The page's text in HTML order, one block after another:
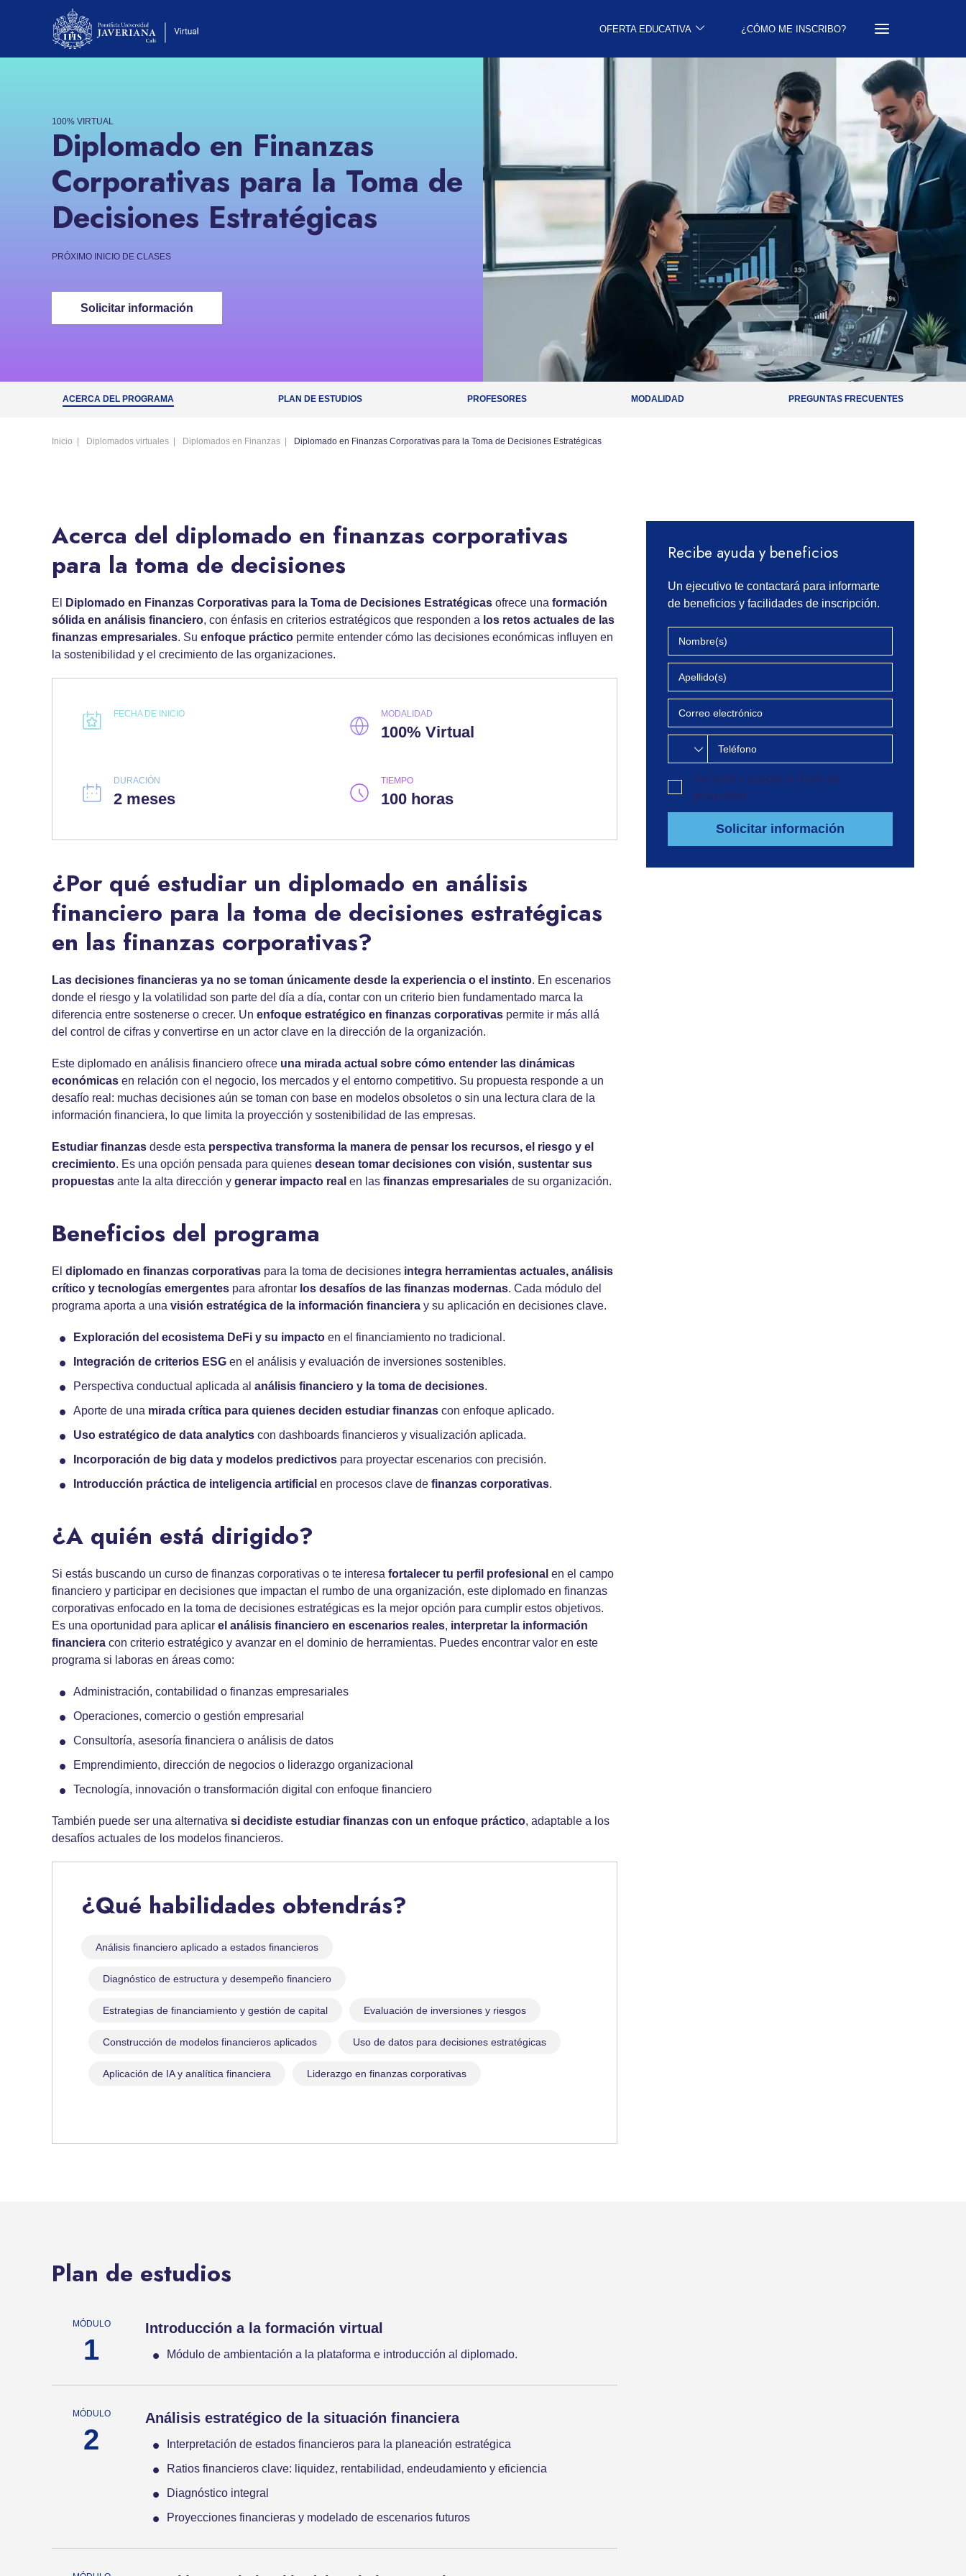
OFERTA EDUCATIVA ¿CÓMO ME INSCRIBO?
100% VIRTUAL
Diplomado en Finanzas
Corporativas para la Toma de
Decisiones Estratégicas
PRÓXIMO INICIO DE CLASES
Solicitar información
ACERCA DEL PROGRAMA PLAN DE ESTUDIOS PROFESORES MODALIDAD PREGUNTAS FRECUENTES
Inicio Diplomados virtuales Diplomados en Finanzas Diplomado en Finanzas Corporativas para la Toma de Decisiones Estratégicas
Acerca del diplomado en finanzas corporativas
para la toma de decisiones
El Diplomado en Finanzas Corporativas para la Toma de Decisiones Estratégicas ofrece una formación
sólida en análisis financiero, con énfasis en criterios estratégicos que responden a los retos actuales de las
finanzas empresariales. Su enfoque práctico permite entender cómo las decisiones económicas influyen en
la sostenibilidad y el crecimiento de las organizaciones.
FECHA DE INICIO MODALIDAD
100% Virtual
DURACIÓN
2 meses
TIEMPO
100 horas
¿Por qué estudiar un diplomado en análisis
financiero para la toma de decisiones estratégicas
en las finanzas corporativas?
Las decisiones financieras ya no se toman únicamente desde la experiencia o el instinto. En escenarios
donde el riesgo y la volatilidad son parte del día a día, contar con un criterio bien fundamentado marca la
diferencia entre sostenerse o crecer. Un enfoque estratégico en finanzas corporativas permite ir más allá
del control de cifras y convertirse en un actor clave en la dirección de la organización.
Este diplomado en análisis financiero ofrece una mirada actual sobre cómo entender las dinámicas
económicas en relación con el negocio, los mercados y el entorno competitivo. Su propuesta responde a un
desafío real: muchas decisiones aún se toman con base en modelos obsoletos o sin una lectura clara de la
información financiera, lo que limita la proyección y sostenibilidad de las empresas.
Estudiar finanzas desde esta perspectiva transforma la manera de pensar los recursos, el riesgo y el
crecimiento. Es una opción pensada para quienes desean tomar decisiones con visión, sustentar sus
propuestas ante la alta dirección y generar impacto real en las finanzas empresariales de su organización.
Beneficios del programa
El diplomado en finanzas corporativas para la toma de decisiones integra herramientas actuales, análisis
crítico y tecnologías emergentes para afrontar los desafíos de las finanzas modernas. Cada módulo del
programa aporta a una visión estratégica de la información financiera y su aplicación en decisiones clave.
Exploración del ecosistema DeFi y su impacto en el financiamiento no tradicional.
Integración de criterios ESG en el análisis y evaluación de inversiones sostenibles.
Perspectiva conductual aplicada al análisis financiero y la toma de decisiones.
Aporte de una mirada crítica para quienes deciden estudiar finanzas con enfoque aplicado.
Uso estratégico de data analytics con dashboards financieros y visualización aplicada.
Incorporación de big data y modelos predictivos para proyectar escenarios con precisión.
Introducción práctica de inteligencia artificial en procesos clave de finanzas corporativas.
¿A quién está dirigido?
Si estás buscando un curso de finanzas corporativas o te interesa fortalecer tu perfil profesional en el campo
financiero y participar en decisiones que impactan el rumbo de una organización, este diplomado en finanzas
corporativas enfocado en la toma de decisiones estratégicas es la mejor opción para cumplir estos objetivos.
Es una oportunidad para aplicar el análisis financiero en escenarios reales, interpretar la información
financiera con criterio estratégico y avanzar en el dominio de herramientas. Puedes encontrar valor en este
programa si laboras en áreas como:
Administración, contabilidad o finanzas empresariales
Operaciones, comercio o gestión empresarial
Consultoría, asesoría financiera o análisis de datos
Emprendimiento, dirección de negocios o liderazgo organizacional
Tecnología, innovación o transformación digital con enfoque financiero
También puede ser una alternativa si decidiste estudiar finanzas con un enfoque práctico, adaptable a los
desafíos actuales de los modelos financieros.
¿Qué habilidades obtendrás?
Análisis financiero aplicado a estados financieros
Diagnóstico de estructura y desempeño financiero
Estrategias de financiamiento y gestión de capital Evaluación de inversiones y riesgos
Construcción de modelos financieros aplicados Uso de datos para decisiones estratégicas
Aplicación de IA y analítica financiera Liderazgo en finanzas corporativas
Recibe ayuda y beneficios
Un ejecutivo te contactará para informarte
de beneficios y facilidades de inscripción.
He leído y acepto el Aviso de
privacidad
Solicitar información
Plan de estudios
Introducción a la formación virtual
Módulo de ambientación a la plataforma e introducción al diplomado.
Análisis estratégico de la situación financiera
Interpretación de estados financieros para la planeación estratégica
Ratios financieros clave: liquidez, rentabilidad, endeudamiento y eficiencia
Diagnóstico integral
Proyecciones financieras y modelado de escenarios futuros